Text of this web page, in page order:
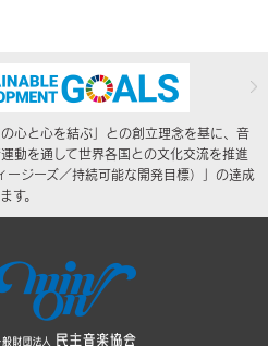
心と心を結ぶ」との創立理念を基に、音
動を通して世界各国との文化交流を推進
ージーズ／持続可能な開発目標）」の達成
す。